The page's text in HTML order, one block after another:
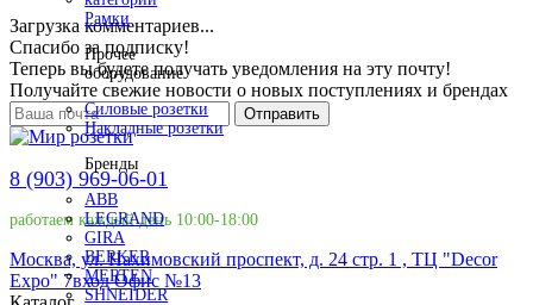
Рамки
Прочее
оборудование
Силовые розетки
Накладные розетки
Бренды
ABB
LEGRAND
GIRA
BERKER
MERTEN
SHNEIDER
Загрузка комментариев...
Спасибо за подписку!
Теперь вы будете получать уведомления на эту почту!
Получайте свежие новости о новых поступлениях и брендах
Отправить
8 (903) 969-06-01
работаем каждый день 10:00-18:00
Москва, ул. Нахимовский проспект, д. 24 стр. 1 , ТЦ "Decor
Expo" 7вход Офис №13